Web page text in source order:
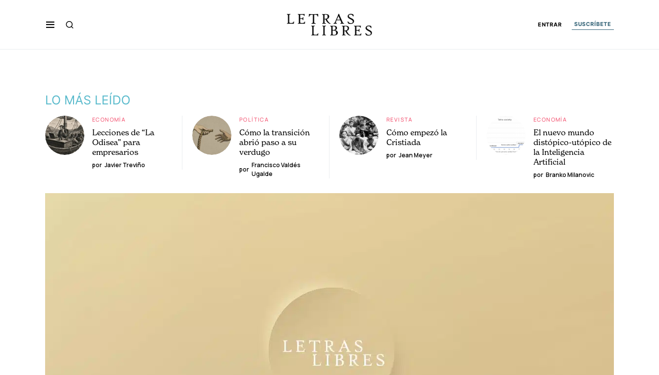
ENTRAR SUSCRÍBETE
LO MÁS LEÍDO
ECONOMÍA
Lecciones de “La
Odisea” para
empresarios
por Javier Treviño
POLÍTICA
Cómo la transición
abrió paso a su
verdugo
por
Francisco Valdés
Ugalde
REVISTA
Cómo empezó la
Cristiada
por Jean Meyer
ECONOMÍA
El nuevo mundo
distópico-utópico de
la Inteligencia
Artificial
por Branko Milanovic